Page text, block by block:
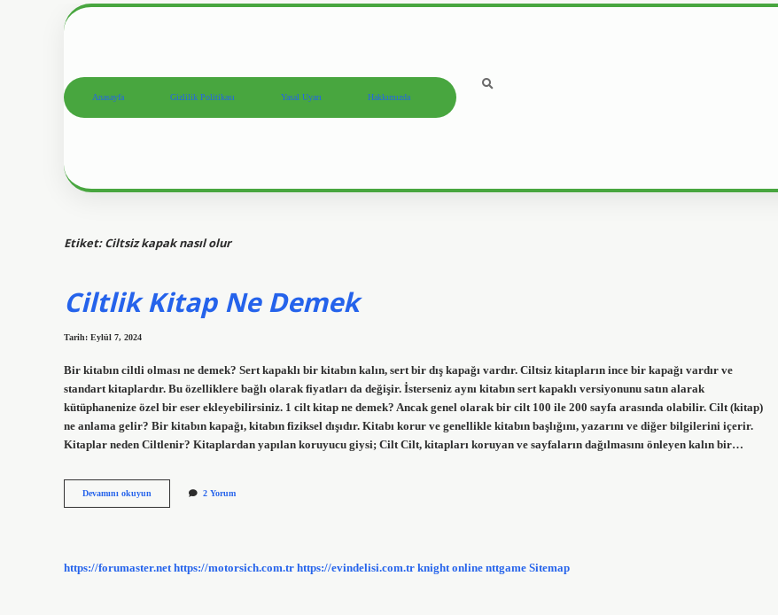
Anasayfa Gizlilik Politikası Yasal Uyarı Hakkımızda
Etiket:Ciltsiz kapak nasıl olur
Ciltlik Kitap Ne Demek
Tarih: Eylül 7, 2024
Bir kitabın ciltli olması ne demek? Sert kapaklı bir kitabın kalın, sert bir dış kapağı vardır. Ciltsiz kitapların ince bir kapağı vardır ve
standart kitaplardır. Bu özelliklere bağlı olarak fiyatları da değişir. İsterseniz aynı kitabın sert kapaklı versiyonunu satın alarak
kütüphanenize özel bir eser ekleyebilirsiniz. 1 cilt kitap ne demek? Ancak genel olarak bir cilt 100 ile 200 sayfa arasında olabilir. Cilt (kitap)
ne anlama gelir? Bir kitabın kapağı, kitabın fiziksel dışıdır. Kitabı korur ve genellikle kitabın başlığını, yazarını ve diğer bilgilerini içerir.
Kitaplar neden Ciltlenir? Kitaplardan yapılan koruyucu giysi; Cilt Cilt, kitapları koruyan ve sayfaların dağılmasını önleyen kalın bir…
Devamını okuyun
Kitap
2 Yorum
https://forumaster.net https://motorsich.com.tr https://evindelisi.com.tr knight online nttgame Sitemap